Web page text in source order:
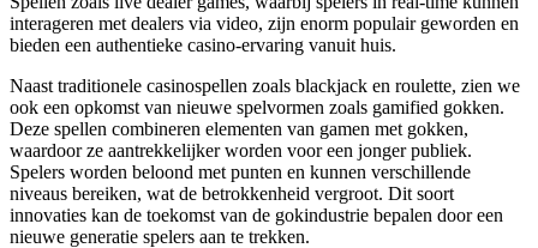
interageren met dealers via video, zijn enorm populair geworden en
bieden een authentieke casino-ervaring vanuit huis.
Naast traditionele casinospellen zoals blackjack en roulette, zien we
ook een opkomst van nieuwe spelvormen zoals gamified gokken.
Deze spellen combineren elementen van gamen met gokken,
waardoor ze aantrekkelijker worden voor een jonger publiek.
Spelers worden beloond met punten en kunnen verschillende
niveaus bereiken, wat de betrokkenheid vergroot. Dit soort
innovaties kan de toekomst van de gokindustrie bepalen door een
nieuwe generatie spelers aan te trekken.